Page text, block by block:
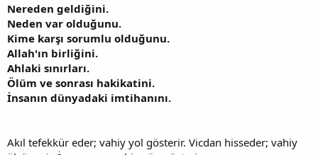
Nereden geldiğini.
Neden var olduğunu.
Kime karşı sorumlu olduğunu.
Allah'ın birliğini.
Ahlaki sınırları.
Ölüm ve sonrası hakikatini.
İnsanın dünyadaki imtihanını.
Akıl tefekkür eder; vahiy yol gösterir. Vicdan hisseder; vahiy